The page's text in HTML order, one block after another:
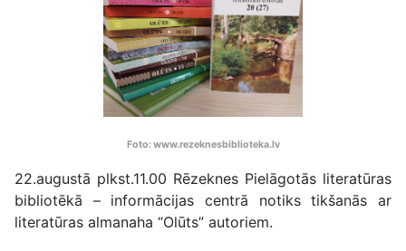
Foto: www.rezeknesbiblioteka.lv
22.augustā plkst.11.00 Rēzeknes Pielāgotās literatūras
bibliotēkā – informācijas centrā notiks tikšanās ar
literatūras almanaha “Olūts” autoriem.